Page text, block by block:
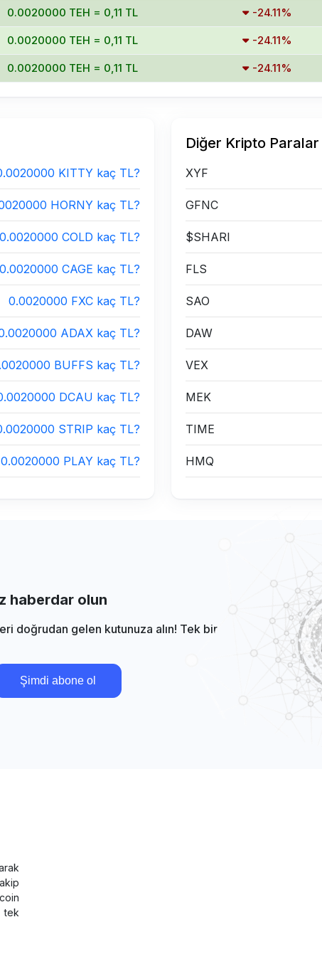
0.0020000 TEH = 0,11 TL -24.11%
0.0020000 TEH = 0,11 TL -24.11%
0.0020000 TEH = 0,11 TL -24.11%
KITTY kaç TL?
HORNY kaç TL?
0.0020000 COLD kaç TL?
0.0020000 CAGE kaç TL?
0.0020000 FXC kaç TL?
ADAX kaç TL?
BUFFS kaç TL?
DCAU kaç TL?
STRIP kaç TL?
0.0020000 PLAY kaç TL?
Diğer Kripto Paralar
XYF
GFNC
$SHARI
FLS
SAO
DAW
VEX
MEK
TIME
HMQ
haberdar olun
doğrudan gelen kutunuza alın! Tek bir
Şimdi abone ol
tek